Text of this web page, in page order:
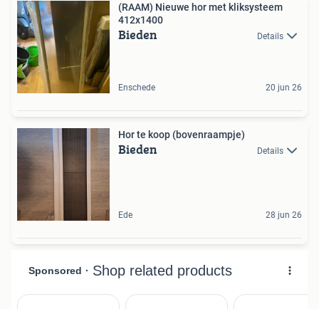
(RAAM) Nieuwe hor met kliksysteem
412x1400
Bieden Details
Enschede 20 jun 26
Hor te koop (bovenraampje)
Bieden Details
Ede 28 jun 26